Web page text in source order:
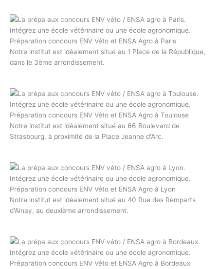
Préparation concours ENV Véto et ENSA Agro à Paris
Notre institut est idéalement situé au 1 Place de la République,
dans le 3ème arrondissement.
Préparation concours ENV Véto et ENSA Agro à Toulouse
Notre institut est idéalement situé au 66 Boulevard de
Strasbourg, à proximité de la Place Jeanne d'Arc.
Préparation concours ENV Véto et ENSA Agro à Lyon
Notre institut est idéalement situé au 40 Rue des Remparts
d'Ainay, au deuxième arrondissement.
Préparation concours ENV Véto et ENSA Agro à Bordeaux